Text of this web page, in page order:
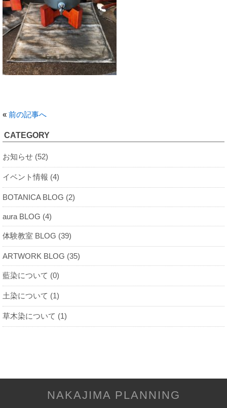
« 前の記事へ
CATEGORY
お知らせ (52)
イベント情報 (4)
BOTANICA BLOG (2)
aura BLOG (4)
体験教室 BLOG (39)
ARTWORK BLOG (35)
藍染について (0)
土染について (1)
草木染について (1)
NAKAJIMA PLANNING